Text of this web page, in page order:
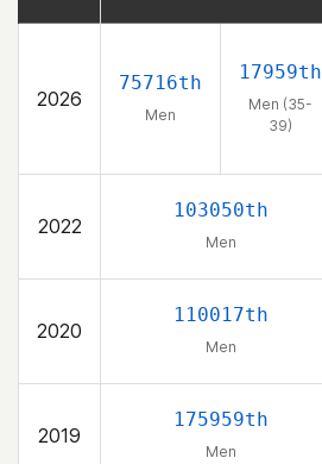
2026
75716th
Men
17959th
Men (35-
39)
2022
103050th
Men
2020
110017th
Men
2019
175959th
Men